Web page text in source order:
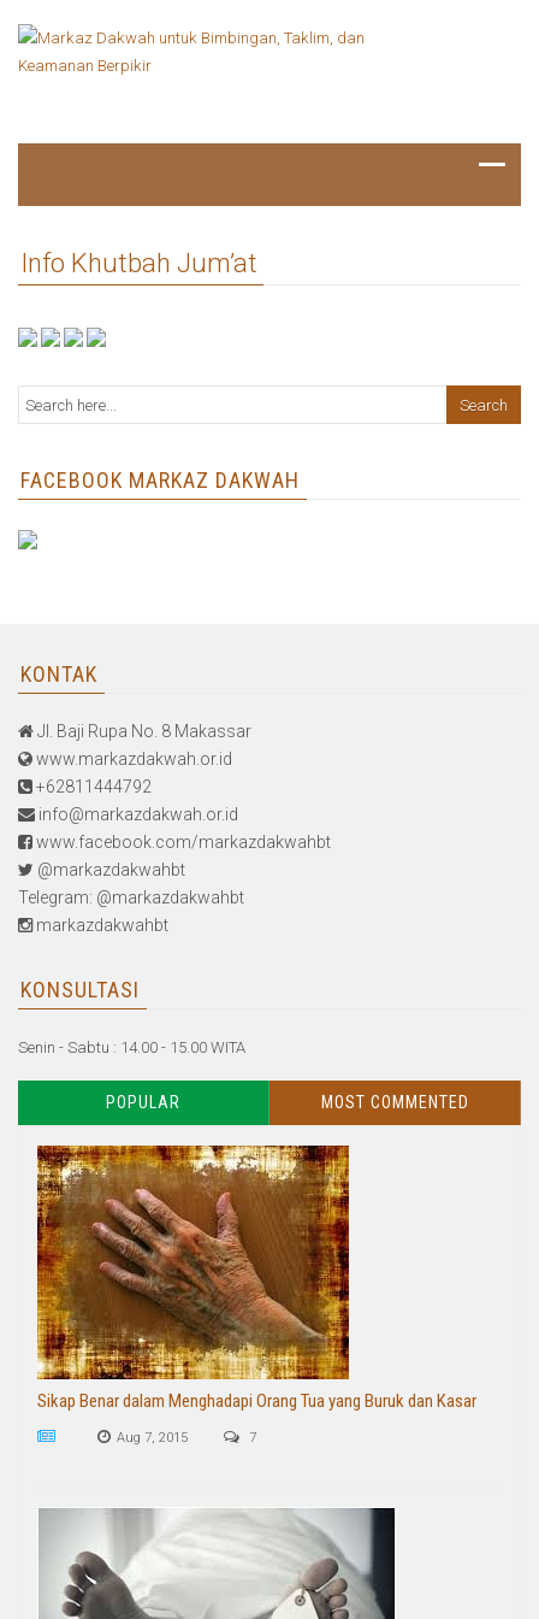
Info Khutbah Jum’at
FACEBOOK MARKAZ DAKWAH
KONTAK
Jl. Baji Rupa No. 8 Makassar
www.markazdakwah.or.id
+62811444792
info@markazdakwah.or.id
www.facebook.com/markazdakwahbt
@markazdakwahbt
Telegram: @markazdakwahbt
markazdakwahbt
KONSULTASI
Senin - Sabtu : 14.00 - 15.00 WITA
POPULAR MOST COMMENTED
Sikap Benar dalam Menghadapi Orang Tua yang Buruk dan Kasar
Aug 7, 2015 7